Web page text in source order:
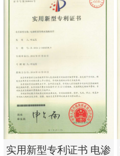
实用新型专利证书 电渗
析器用浓水隔板组件
实用新型专利证书 电渗